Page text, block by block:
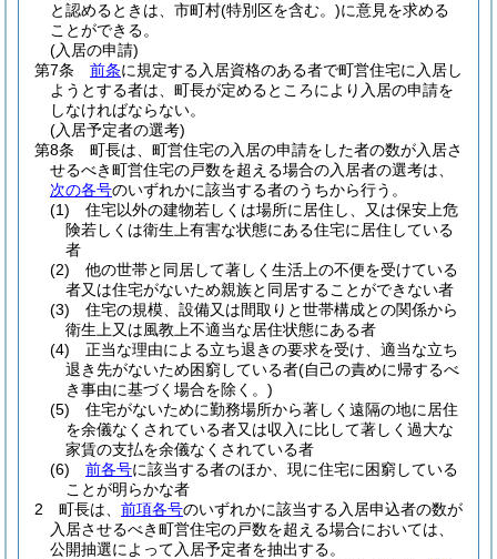
と認めるときは、市町村(特別区を含む。)に意見を求める
ことができる。
(入居の申請)
第7条
前条に規定する入居資格のある者で町営住宅に入居し
ようとする者は、町長が定めるところにより入居の申請を
しなければならない。
(入居予定者の選考)
第8条
町長は、町営住宅の入居の申請をした者の数が入居さ
せるべき町営住宅の戸数を超える場合の入居者の選考は、
次の各号のいずれかに該当する者のうちから行う。
(1)
住宅以外の建物若しくは場所に居住し、又は保安上危
険若しくは衛生上有害な状態にある住宅に居住している
者
(2)
他の世帯と同居して著しく生活上の不便を受けている
者又は住宅がないため親族と同居することができない者
(3)
住宅の規模、設備又は間取りと世帯構成との関係から
衛生上又は風教上不適当な居住状態にある者
(4)
正当な理由による立ち退きの要求を受け、適当な立ち
退き先がないため困窮している者(自己の責めに帰するべ
き事由に基づく場合を除く。)
(5)
住宅がないために勤務場所から著しく遠隔の地に居住
を余儀なくされている者又は収入に比して著しく過大な
家賃の支払を余儀なくされている者
(6)
前各号に該当する者のほか、現に住宅に困窮している
ことが明らかな者
2
町長は、 前項各号のいずれかに該当する入居申込者の数が
入居させるべき町営住宅の戸数を超える場合においては、
公開抽選によって入居予定者を抽出する。